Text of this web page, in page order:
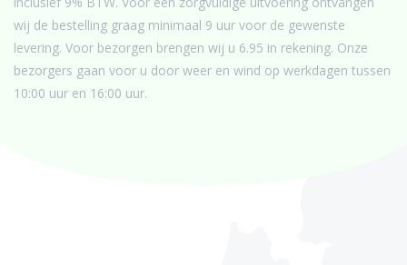
wij de bestelling graag minimaal 9 uur voor de gewenste
levering. Voor bezorgen brengen wij u 6.95 in rekening. Onze
bezorgers gaan voor u door weer en wind op werkdagen tussen
10:00 uur en 16:00 uur.